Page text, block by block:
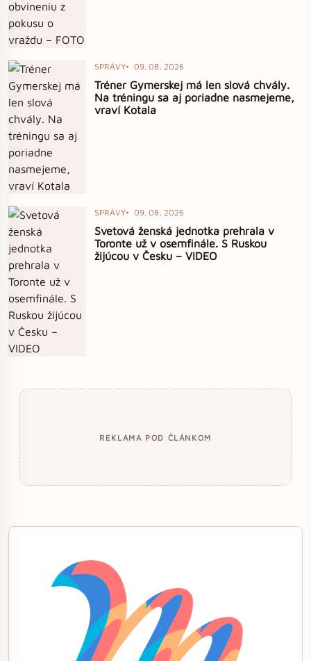
SPRÁVY 09. 08. 2026
Tréner Gymerskej má len slová chvály.
Na tréningu sa aj poriadne nasmejeme,
vraví Kotala
SPRÁVY 09. 08. 2026
Svetová ženská jednotka prehrala v
Toronte už v osemfinále. S Ruskou
žijúcou v Česku – VIDEO
REKLAMA POD ČLÁNKOM